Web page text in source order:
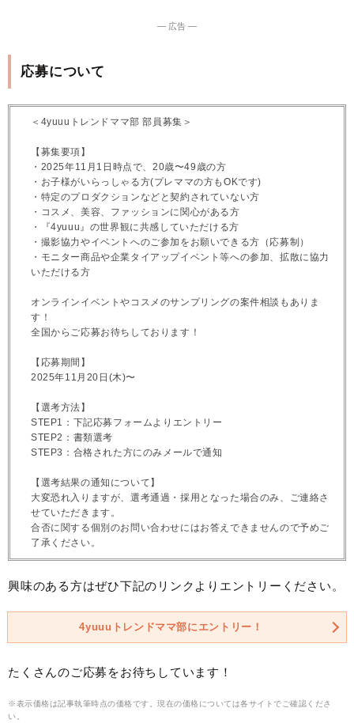
― 広告 ―
応募について
＜4yuuuトレンドママ部 部員募集＞
【募集要項】
・2025年11月1日時点で、20歳〜49歳の方
・お子様がいらっしゃる方(プレママの方もOKです)
・特定のプロダクションなどと契約されていない方
・コスメ、美容、ファッションに関心がある方
・『4yuuu』の世界観に共感していただける方
・撮影協力やイベントへのご参加をお願いできる方（応募制）
・モニター商品や企業タイアップイベント等への参加、拡散に協力
いただける方
オンラインイベントやコスメのサンプリングの案件相談もありま
す！
全国からご応募お待ちしております！
【応募期間】
2025年11月20日(木)〜
【選考方法】
STEP1：下記応募フォームよりエントリー
STEP2：書類選考
STEP3：合格された方にのみメールで通知
【選考結果の通知について】
大変恐れ入りますが、選考通過・採用となった場合のみ、ご連絡さ
せていただきます。
合否に関する個別のお問い合わせにはお答えできませんので予めご
了承ください。
興味のある方はぜひ下記のリンクよりエントリーください。
4yuuuトレンドママ部にエントリー！
たくさんのご応募をお待ちしています！
※表示価格は記事執筆時点の価格です。現在の価格については各サイトでご確認くださ
い。